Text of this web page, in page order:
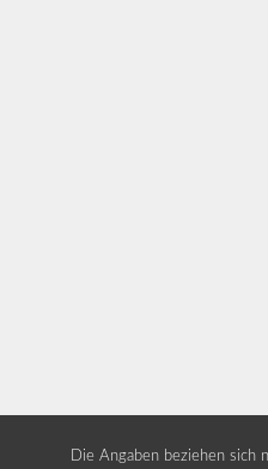
Die Angaben beziehen